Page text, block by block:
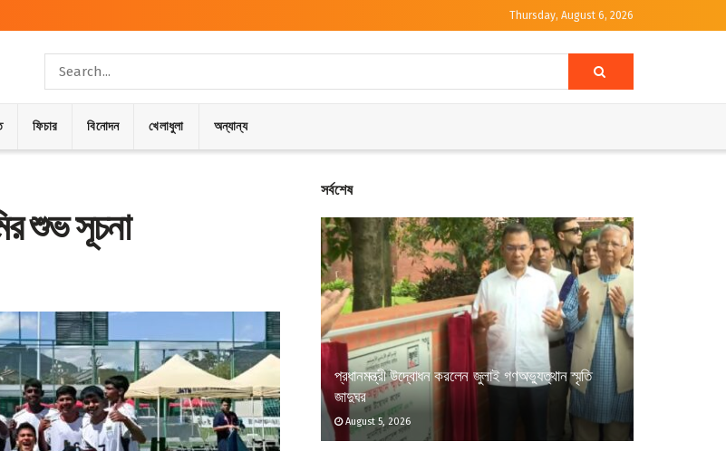
Thursday, August 6, 2026
ফিচার বিনোদন খেলাধুলা অন্যান্য
শুভ সূচনা
সর্বশেষ
প্রধানমন্ত্রী উদ্বোধন করলেন জুলাই গণঅভ্যুত্থান স্মৃতি
জাদুঘর
August 5, 2026